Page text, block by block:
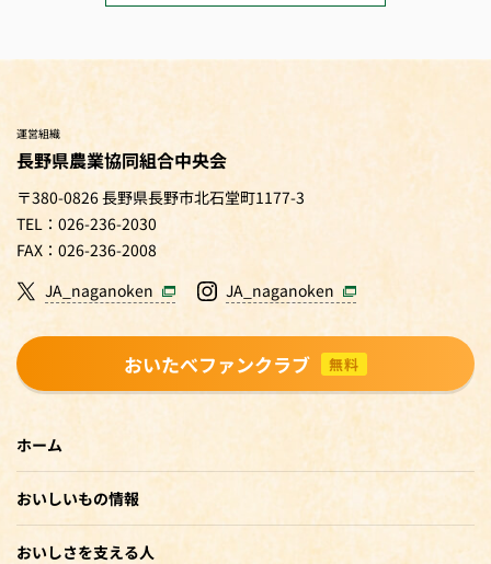
運営組織
長野県農業協同組合中央会
〒380-0826 長野県長野市北石堂町1177-3
TEL：026-236-2030
FAX：026-236-2008
JA_naganoken
JA_naganoken
おいたべファンクラブ 無料
ホーム
おいしいもの情報
おいしさを支える人